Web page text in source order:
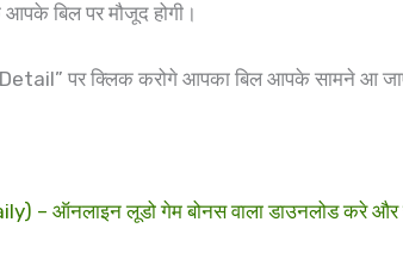
बिल पर मौजूद होगी।
पर क्लिक करोगे आपका बिल आपके सामने आ
– ऑनलाइन लूडो गेम बोनस वाला डाउनलोड करे